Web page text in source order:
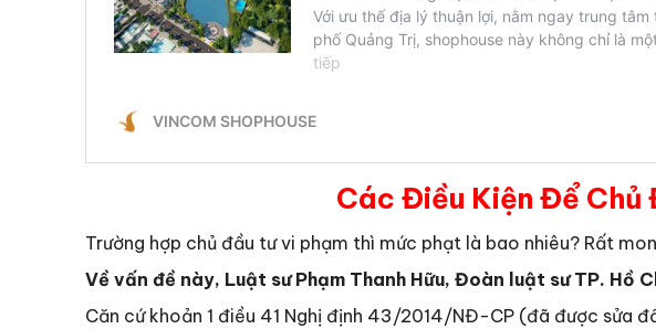
Các Điều Kiện Để Chủ
Trường hợp chủ đầu tư vi phạm thì mức phạt là bao nhiêu? Rất
Về vấn đề này, Luật sư Phạm Thanh Hữu, Đoàn luật sư TP. Hồ
Căn cứ khoản 1 điều 41 Nghị định 43/2014/NĐ-CP (đã được sửa